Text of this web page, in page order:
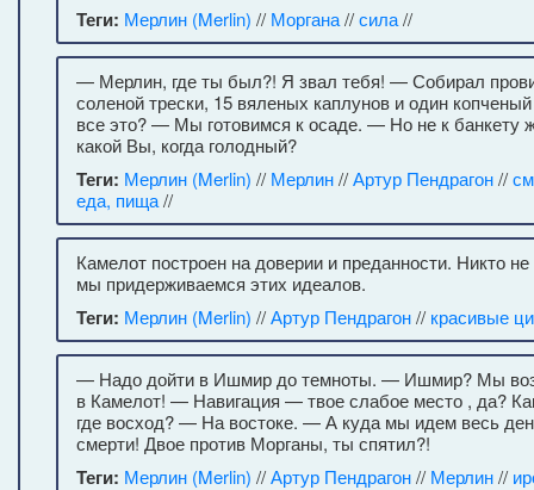
Теги: Мерлин (Merlin) // Моргана//сила//
— Мерлин, где ты был?! Я звал тебя! — Собирал
соленой трески, 15 вяленых каплунов и один
все это? — Мы готовимся к осаде. — Но не к банкету
какой Вы, когда голодный?
Теги: Мерлин (Merlin) // Мерлин//Артур Пендрагон//
еда, пища//
Камелот построен на доверии и преданности. Никто
мы придерживаемся этих идеалов.
Теги: Мерлин (Merlin) //Артур Пендрагон// красивые
— Надо дойти в Ишмир до темноты. — Ишмир? Мы
в Камелот! — Навигация — твое слабое место , да?
где восход? — На востоке. — А куда мы идем весь
смерти! Двое против Морганы, ты спятил?!
Теги: Мерлин (Merlin) //Артур Пендрагон// Мерлин//